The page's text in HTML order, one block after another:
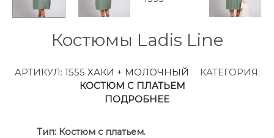
Костюмы Ladis Line
АРТИКУЛ: 1555 ХАКИ + МОЛОЧНЫЙ
КАТЕГОРИЯ:
КОСТЮМ С ПЛАТЬЕМ
ПОДРОБНЕЕ
Тип: Костюм с платьем.